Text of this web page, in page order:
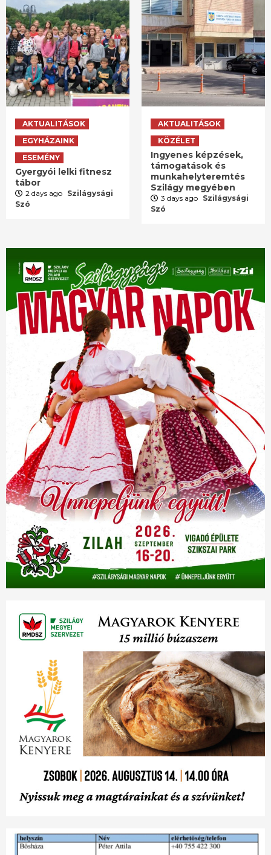
AKTUALITÁSOK
EGYHÁZAINK
ESEMÉNY
Gyergyói lelki fitnesz
tábor
2 days ago Szilágysági
Szó
AKTUALITÁSOK
KÖZÉLET
Ingyenes képzések,
támogatások és
munkahelyteremtés
Szilágy megyében
3 days ago Szilágysági
Szó